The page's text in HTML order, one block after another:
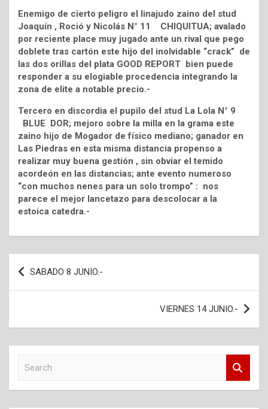
Enemigo de cierto peligro el linajudo zaino del stud
Joaquín , Roció y Nicolás N° 11 CHIQUITUA; avalado
por reciente place muy jugado ante un rival que pego
doblete tras cartón este hijo del inolvidable “crack” de
las dos orillas del plata GOOD REPORT bien puede
responder a su elogiable procedencia integrando la
zona de elite a notable precio.-
Tercero en discordia el pupilo del stud La Lola N° 9
BLUE DOR; mejoro sobre la milla en la grama este
zaino hijo de Mogador de físico mediano; ganador en
Las Piedras en esta misma distancia propenso a
realizar muy buena gestión , sin obviar el temido
acordeón en las distancias; ante evento numeroso
“con muchos nenes para un solo trompo” : nos
parece el mejor lancetazo para descolocar a la
estoica catedra.-
Navegación
de
SABADO 8 JUNIO.-
VIERNES 14 JUNIO.-